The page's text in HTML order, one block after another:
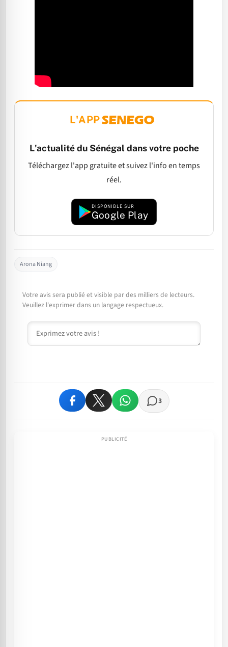
L'APP
L'actualité du Sénégal dans votre poche
Téléchargez l'app gratuite et suivez l'info en temps
réel.
DISPONIBLE SUR
Google Play
Arona Niang
Votre avis sera publié et visible par des milliers de lecteurs.
Veuillez l'exprimer dans un langage respectueux.
Commentaire
3